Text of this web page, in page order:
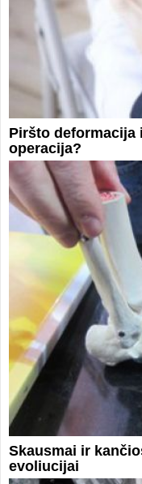
Piršto deformacija
operacija?
Skausmai ir
evoliucijai